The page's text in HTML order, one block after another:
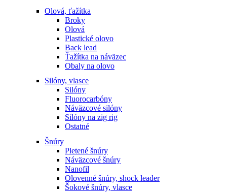
Olová, ťažítka
Broky
Olová
Plastické olovo
Back lead
Ťažítka na náväzec
Obaly na olovo
Silóny, vlasce
Silóny
Fluorocarbóny
Náväzcové silóny
Silóny na zig rig
Ostatné
Šnúry
Pletené šnúry
Náväzcové šnúry
Nanofil
Olovenné šnúry, shock leader
Šokové šnúry, vlasce